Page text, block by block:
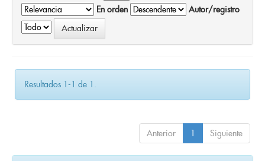
En orden
Autor/registro
Resultados 1-1 de 1.
Anterior 1 Siguiente